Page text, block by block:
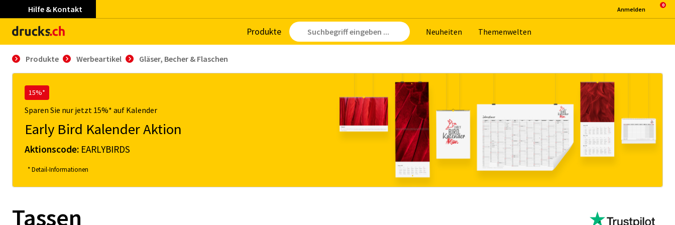
Hilfe & Kontakt
Pro­duk­te Neu­hei­ten The­men­wel­ten
An­mel­den
Produkte Werbeartikel Gläser, Becher & Flaschen
15%*
Sparen Sie nur jetzt 15%* auf Kalender
Early Bird Kalender Aktion
Aktionscode: EARLYBIRDS
* Detail-Informationen
Tassen